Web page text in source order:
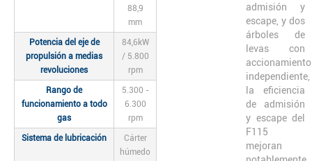
88,9
mm
Potencia del eje de
propulsión a medias
revoluciones
84,6kW
/ 5.800
rpm
Rango de
funcionamiento a todo
gas
5.300 -
6.300
rpm
Sistema de lubricación
Cárter
húmedo
admisión y
escape, y dos
árboles de
levas con
accionamiento
independiente,
la eficiencia
de admisión
y escape del
F115
mejoran